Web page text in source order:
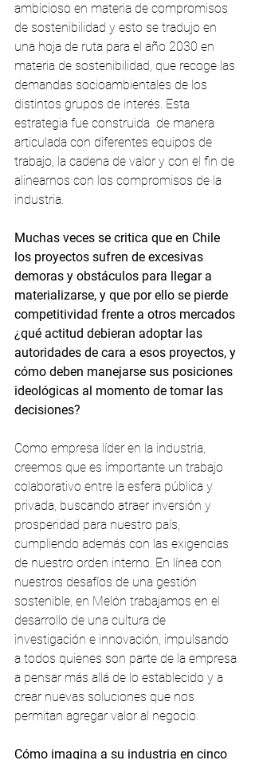
ambicioso en materia de compromisos
de sostenibilidad y esto se tradujo en
una hoja de ruta para el año 2030 en
materia de sostenibilidad, que recoge las
demandas socioambientales de los
distintos grupos de interés. Esta
estrategia fue construida  de manera
articulada con diferentes equipos de
trabajo, la cadena de valor y con el fin de
alinearnos con los compromisos de la
industria.
Muchas veces se critica que en Chile
los proyectos sufren de excesivas
demoras y obstáculos para llegar a
materializarse, y que por ello se pierde
competitividad frente a otros mercados
¿qué actitud debieran adoptar las
autoridades de cara a esos proyectos, y
cómo deben manejarse sus posiciones
ideológicas al momento de tomar las
decisiones?
Como empresa líder en la industria,
creemos que es importante un trabajo
colaborativo entre la esfera pública y
privada, buscando atraer inversión y
prosperidad para nuestro país,
cumpliendo además con las exigencias
de nuestro orden interno. En línea con
nuestros desafíos de una gestión
sostenible, en Melón trabajamos en el
desarrollo de una cultura de
investigación e innovación, impulsando
a todos quienes son parte de la empresa
a pensar más allá de lo establecido y a
crear nuevas soluciones que nos
permitan agregar valor al negocio.
Cómo imagina a su industria en cinco